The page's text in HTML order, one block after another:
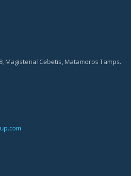
Magisterial Cebetis, Matamoros Tamps.